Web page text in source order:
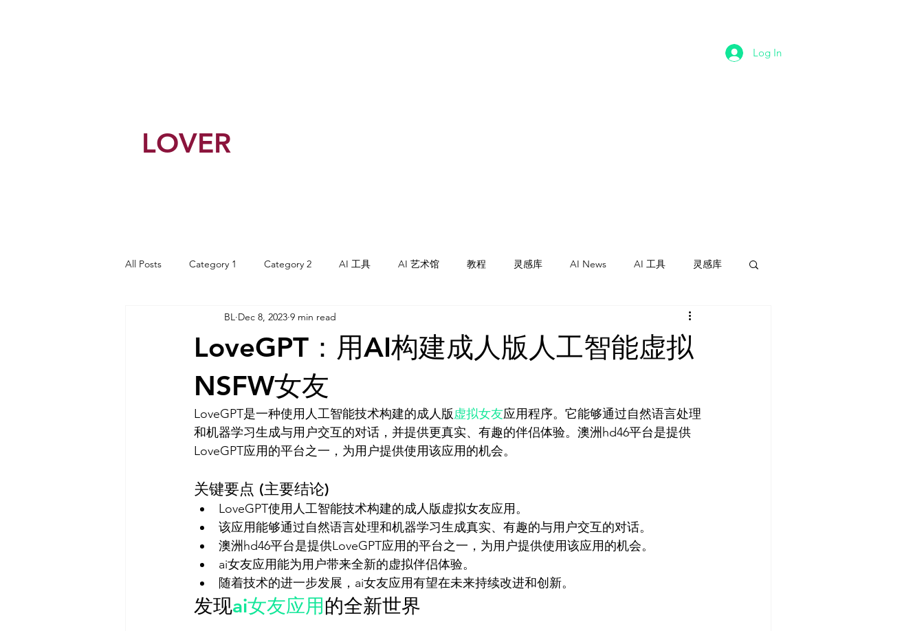
LOVER
Log In
All Posts Category 1 Category 2 AI 工具 AI 艺术馆 教程 灵感库 AI News AI 工具 灵感库
AI 工具 AI Tool AI 工具 教程
AI 新闻 AI 工具
LoveGPT：用AI构建成人版人工智能虚拟
NSFW女友
BL Dec 8, 2023 9 min read
LoveGPT是一种使用人工智能技术构建的成人版虚拟女友应用程序。它能够通过自然语言处理
和机器学习生成与用户交互的对话，并提供更真实、有趣的伴侣体验。澳洲hd46平台是提供
关键要点 (主要结论)
LoveGPT使用人工智能技术构建的成人版虚拟女友应用。
该应用能够通过自然语言处理和机器学习生成真实、有趣的与用户交互的对话。
澳洲hd46平台是提供LoveGPT应用的平台之一，为用户提供使用该应用的机会。
ai女友应用能为用户带来全新的虚拟伴侣体验。
随着技术的进一步发展，ai女友应用有望在未来持续改进和创新。
发现ai女友应用的全新世界